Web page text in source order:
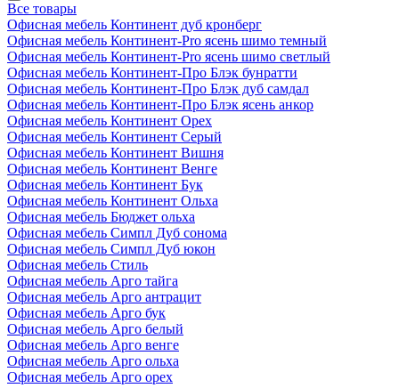
Все товары
Офисная мебель Континент дуб кронберг
Офисная мебель Континент-Pro ясень шимо темный
Офисная мебель Континент-Pro ясень шимо светлый
Офисная мебель Континент-Про Блэк бунратти
Офисная мебель Континент-Про Блэк дуб самдал
Офисная мебель Континент-Про Блэк ясень анкор
Офисная мебель Континент Орех
Офисная мебель Континент Серый
Офисная мебель Континент Вишня
Офисная мебель Континент Венге
Офисная мебель Континент Бук
Офисная мебель Континент Ольха
Офисная мебель Бюджет ольха
Офисная мебель Симпл Дуб сонома
Офисная мебель Симпл Дуб юкон
Офисная мебель Стиль
Офисная мебель Арго тайга
Офисная мебель Арго антрацит
Офисная мебель Арго бук
Офисная мебель Арго белый
Офисная мебель Арго венге
Офисная мебель Арго ольха
Офисная мебель Арго орех